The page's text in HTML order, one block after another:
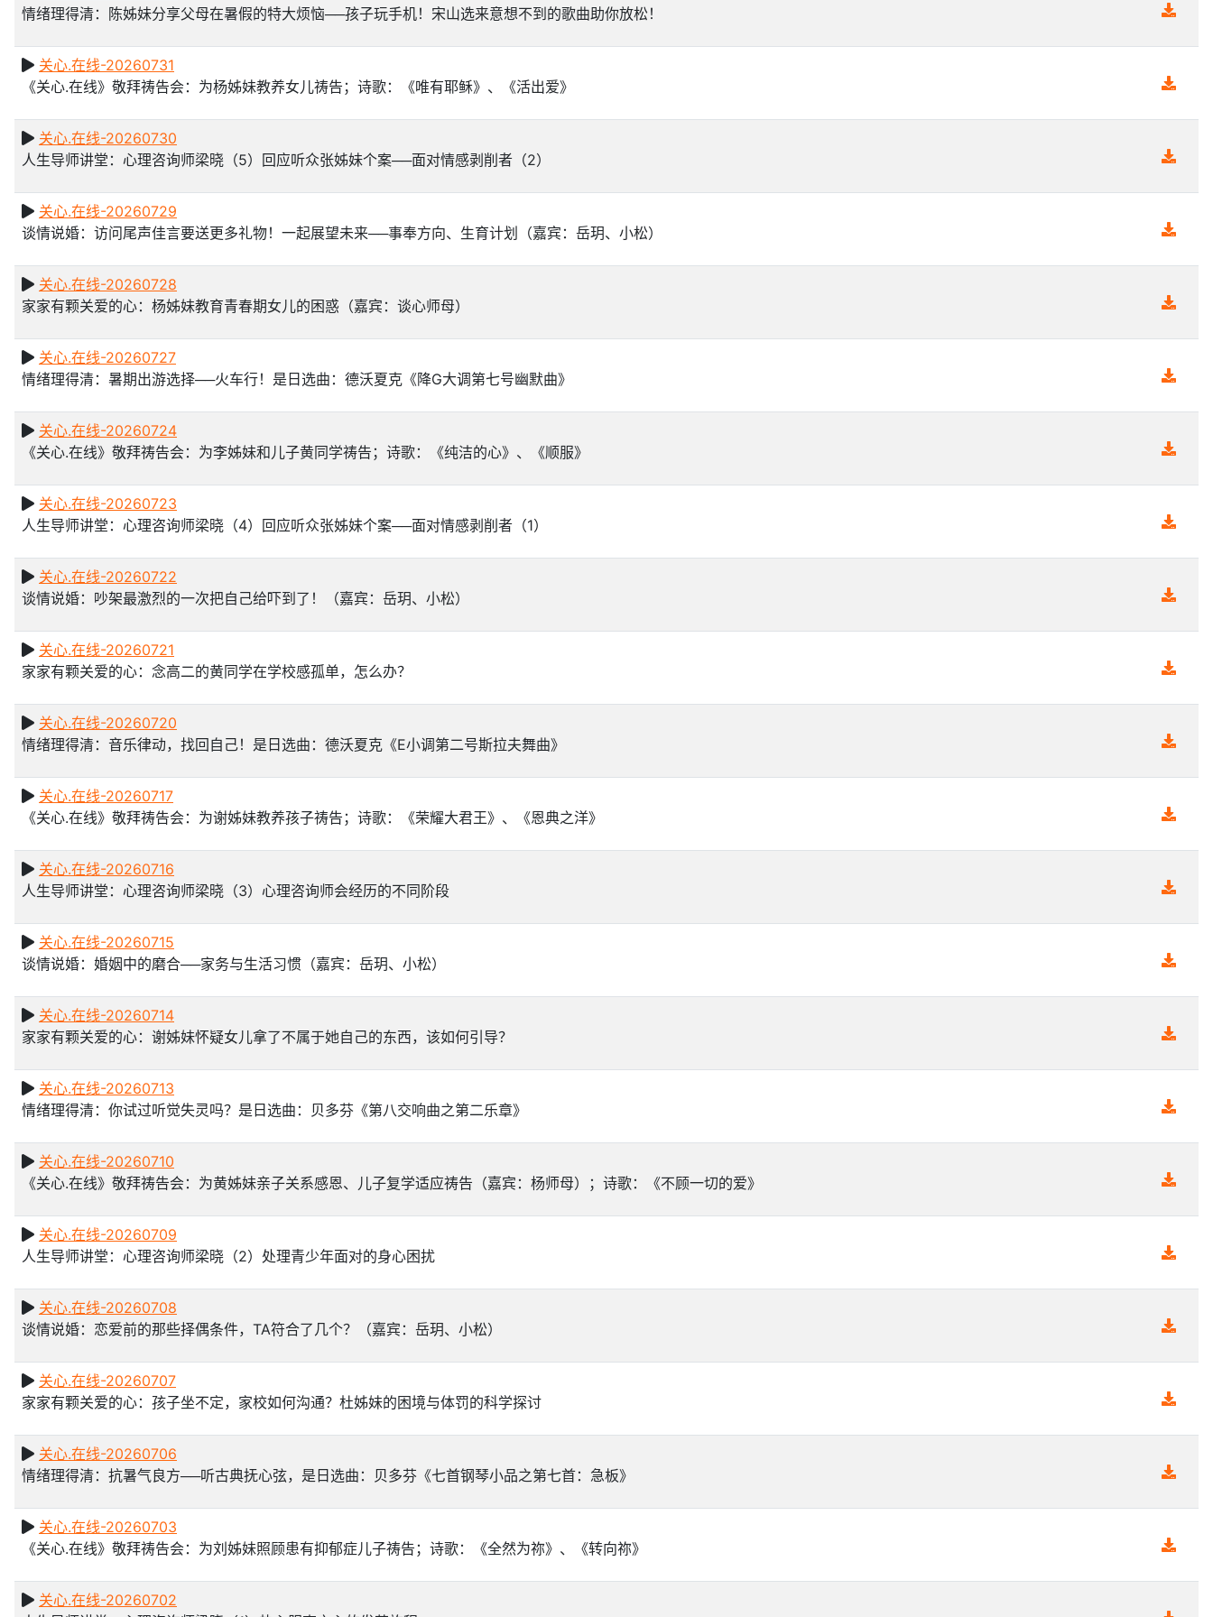
情绪理得清：陈姊妹分享父母在暑假的特大烦恼──孩子玩手机！宋山选来意想不到的歌曲助你放松！
关心.在线-20260731
《关心.在线》敬拜祷告会：为杨姊妹教养女儿祷告；诗歌：《唯有耶稣》、《活出爱》
关心.在线-20260730
人生导师讲堂：心理咨询师梁晓（5）回应听众张姊妹个案──面对情感剥削者（2）
关心.在线-20260729
谈情说婚：访问尾声佳言要送更多礼物！一起展望未来──事奉方向、生育计划（嘉宾：岳玥、小松）
关心.在线-20260728
家家有颗关爱的心：杨姊妹教育青春期女儿的困惑（嘉宾：谈心师母）
关心.在线-20260727
情绪理得清：暑期出游选择──火车行！是日选曲：德沃夏克《降G大调第七号幽默曲》
关心.在线-20260724
《关心.在线》敬拜祷告会：为李姊妹和儿子黄同学祷告；诗歌：《纯洁的心》、《顺服》
关心.在线-20260723
人生导师讲堂：心理咨询师梁晓（4）回应听众张姊妹个案──面对情感剥削者（1）
关心.在线-20260722
谈情说婚：吵架最激烈的一次把自己给吓到了！（嘉宾：岳玥、小松）
关心.在线-20260721
家家有颗关爱的心：念高二的黄同学在学校感孤单，怎么办？
关心.在线-20260720
情绪理得清：音乐律动，找回自己！是日选曲：德沃夏克《E小调第二号斯拉夫舞曲》
关心.在线-20260717
《关心.在线》敬拜祷告会：为谢姊妹教养孩子祷告；诗歌：《荣耀大君王》、《恩典之洋》
关心.在线-20260716
人生导师讲堂：心理咨询师梁晓（3）心理咨询师会经历的不同阶段
关心.在线-20260715
谈情说婚：婚姻中的磨合──家务与生活习惯（嘉宾：岳玥、小松）
关心.在线-20260714
家家有颗关爱的心：谢姊妹怀疑女儿拿了不属于她自己的东西，该如何引导？
关心.在线-20260713
情绪理得清：你试过听觉失灵吗？是日选曲：贝多芬《第八交响曲之第二乐章》
关心.在线-20260710
《关心.在线》敬拜祷告会：为黄姊妹亲子关系感恩、儿子复学适应祷告（嘉宾：杨师母）；诗歌：《不顾一切的爱》
关心.在线-20260709
人生导师讲堂：心理咨询师梁晓（2）处理青少年面对的身心困扰
关心.在线-20260708
谈情说婚：恋爱前的那些择偶条件，TA符合了几个？（嘉宾：岳玥、小松）
关心.在线-20260707
家家有颗关爱的心：孩子坐不定，家校如何沟通？杜姊妹的困境与体罚的科学探讨
关心.在线-20260706
情绪理得清：抗暑气良方──听古典抚心弦，是日选曲：贝多芬《七首钢琴小品之第七首：急板》
关心.在线-20260703
《关心.在线》敬拜祷告会：为刘姊妹照顾患有抑郁症儿子祷告；诗歌：《全然为祢》、《转向祢》
关心.在线-20260702